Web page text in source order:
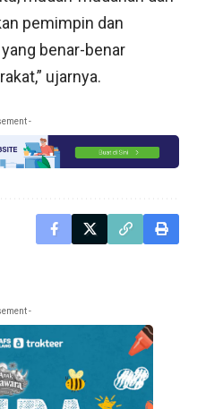
pemimpin dan
benar-benar
ujarnya.
-
-